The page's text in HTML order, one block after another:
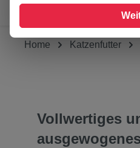
Home Katzenfutter
Vollwertiges